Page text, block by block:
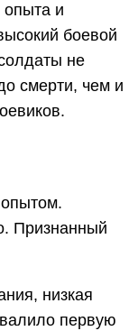
и
боевой
не
смерти, чем и
Признанный
низкая
первую